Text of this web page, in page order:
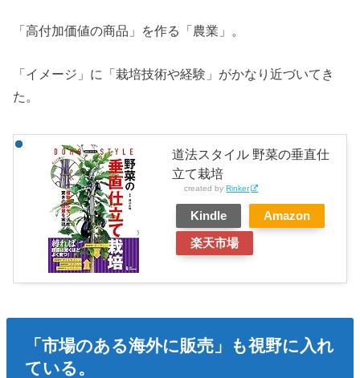
「高付加価値の商品」を作る「農業」。
「イメージ」に「栽培技術や経験」がかなり近づいてき
た。
道法スタイル 野菜の垂直仕
立て栽培
created byRinker
Kindle Amazon
楽天市場
「市場のある海外に販売」も視野に入れ
ている。